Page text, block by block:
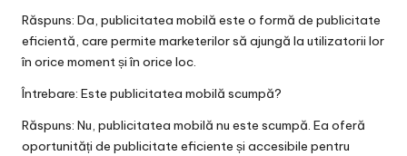
Răspuns: Da, publicitatea mobilă este o formă de publicitate
eficientă, care permite marketerilor să ajungă la utilizatorii lor
în orice moment și în orice loc.
Întrebare: Este publicitatea mobilă scumpă?
Răspuns: Nu, publicitatea mobilă nu este scumpă. Ea oferă
oportunități de publicitate eficiente și accesibile pentru